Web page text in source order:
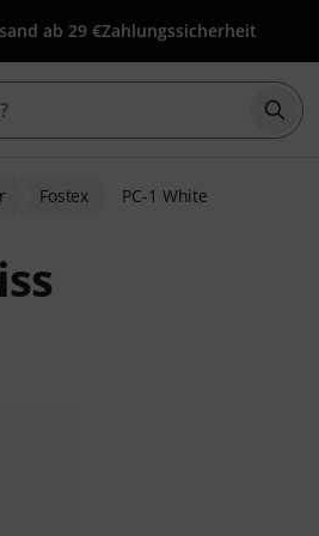
ab 29 €Zahlungssicherheit
Fostex PC-1 White